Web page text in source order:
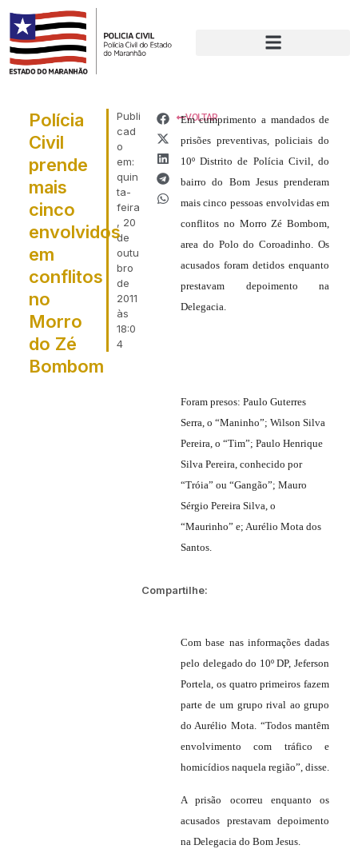
Publi
cad
o
em:
quin
ta-
feira
, 20
de
outu
bro
de
2011
às
18:0
4
Compartilhe:
Polícia
Civil
prende
mais
cinco
envolvidos
em
conflitos
no
Morro
do Zé
Bombom
VOLTAR
Em cumprimento a mandados de
prisões preventivas, policiais do
10º Distrito de Polícia Civil, do
bairro do Bom Jesus prenderam
mais cinco pessoas envolvidas em
conflitos no Morro Zé Bombom,
area do Polo do Coroadinho. Os
acusados foram detidos enquanto
prestavam depoimento na
Delegacia.
Foram presos: Paulo Guterres
Serra, o “Maninho”; Wilson Silva
Pereira, o “Tim”; Paulo Henrique
Silva Pereira, conhecido por
“Tróia” ou “Gangão”; Mauro
Sérgio Pereira Silva, o
“Maurinho” e; Aurélio Mota dos
Santos.
Com base nas informações dadas
pelo delegado do 10º DP, Jeferson
Portela, os quatro primeiros fazem
parte de um grupo rival ao grupo
do Aurélio Mota. “Todos mantêm
envolvimento com tráfico e
homicídios naquela região”, disse.
A prisão ocorreu enquanto os
acusados prestavam depoimento
na Delegacia do Bom Jesus.